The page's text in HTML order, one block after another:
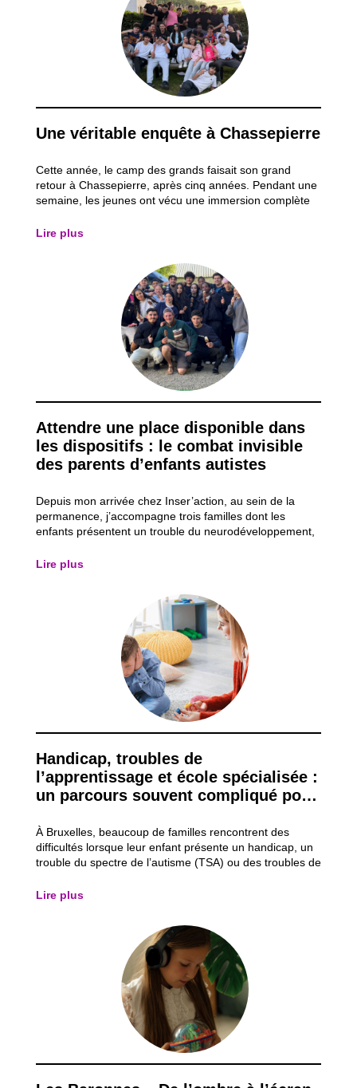
Une véritable enquête à Chassepierre
Cette année, le camp des grands faisait son grand
retour à Chassepierre, après cinq années. Pendant une
semaine, les jeunes ont vécu une immersion complète
du séjour tournait autour d’un meurtre non élucidé
Lire plus
Attendre une place disponible dans
les dispositifs : le combat invisible
des parents d’enfants autistes
Depuis mon arrivée chez Inser’action, au sein de la
permanence, j’accompagne trois familles dont les
enfants présentent un trouble du neurodéveloppement,
(TSA). Ces accompagnements me permettent
Lire plus
Handicap, troubles de
l’apprentissage et école spécialisée :
un parcours souvent compliqué pour
À Bruxelles, beaucoup de familles rencontrent des
difficultés lorsque leur enfant présente un handicap, un
trouble du spectre de l’autisme (TSA) ou des troubles de
la dyspraxie (gestes). Même s’il existe des aides et des
Lire plus